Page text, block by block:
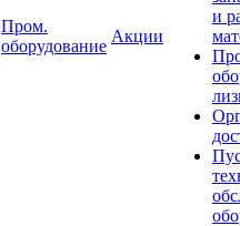
Пром.
оборудование
Акции
и